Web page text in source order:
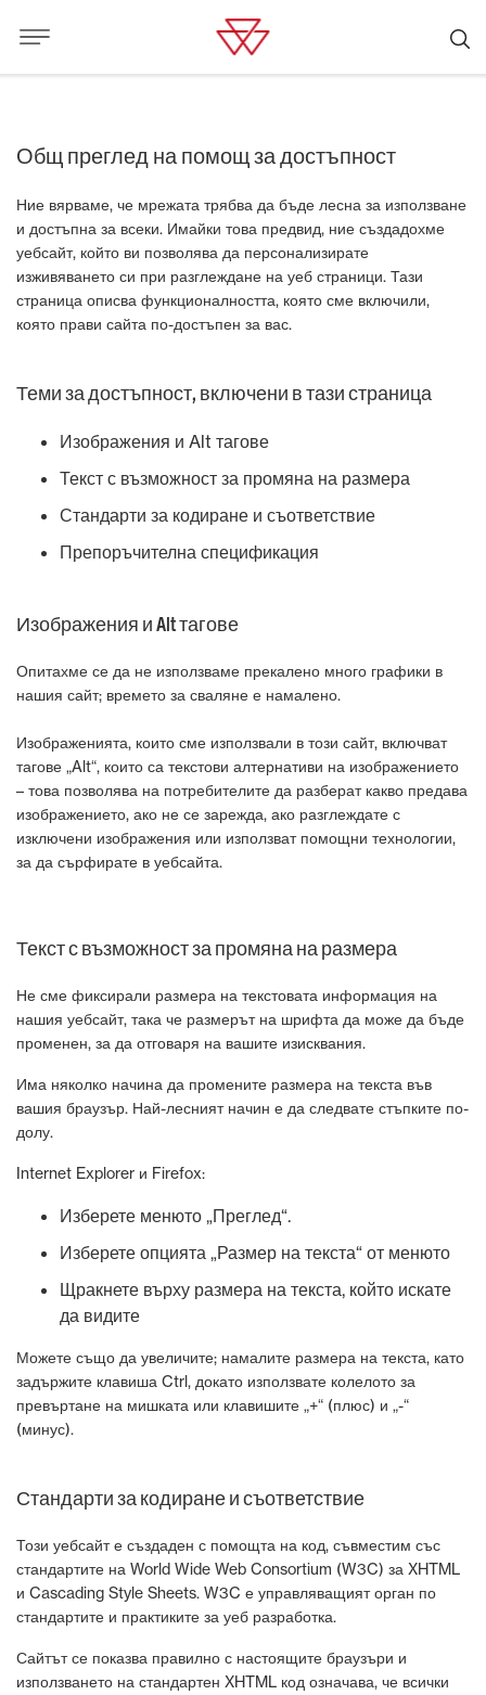
Общ преглед на помощ за достъпност
Ние вярваме, че мрежата трябва да бъде лесна за използване
и достъпна за всеки. Имайки това предвид, ние създадохме
уебсайт, който ви позволява да персонализирате
изживяването си при разглеждане на уеб страници. Тази
страница описва функционалността, която сме включили,
която прави сайта по-достъпен за вас.
Теми за достъпност, включени в тази страница
Изображения и Alt тагове
Текст с възможност за промяна на размера
Стандарти за кодиране и съответствие
Препоръчителна спецификация
Изображения и Alt тагове
Опитахме се да не използваме прекалено много графики в
нашия сайт; времето за сваляне е намалено.
Изображенията, които сме използвали в този сайт, включват
тагове „Alt“, които са текстови алтернативи на изображението
– това позволява на потребителите да разберат какво предава
изображението, ако не се зарежда, ако разглеждате с
изключени изображения или използват помощни технологии,
за да сърфирате в уебсайта.
Текст с възможност за промяна на размера
Не сме фиксирали размера на текстовата информация на
нашия уебсайт, така че размерът на шрифта да може да бъде
променен, за да отговаря на вашите изисквания.
Има няколко начина да промените размера на текста във
вашия браузър. Най-лесният начин е да следвате стъпките по-
долу.
Internet Explorer и Firefox:
Изберете менюто „Преглед“.
Изберете опцията „Размер на текста“ от менюто
Щракнете върху размера на текста, който искате
да видите
Можете също да увеличите; намалите размера на текста, като
задържите клавиша Ctrl, докато използвате колелото за
превъртане на мишката или клавишите „+“ (плюс) и „-“
(минус).
Стандарти за кодиране и съответствие
Този уебсайт е създаден с помощта на код, съвместим със
стандартите на World Wide Web Consortium (W3C) за XHTML
и Cascading Style Sheets. W3C е управляващият орган по
стандартите и практиките за уеб разработка.
Сайтът се показва правилно с настоящите браузъри и
използването на стандартен XHTML код означава, че всички